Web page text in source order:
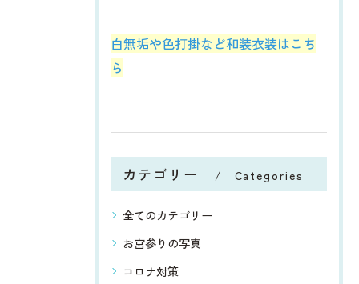
白無垢や色打掛など和装衣装はこち
ら
カテゴリー Categories
全てのカテゴリー
お宮参りの写真
コロナ対策